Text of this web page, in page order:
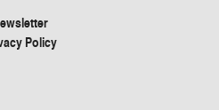
Policy